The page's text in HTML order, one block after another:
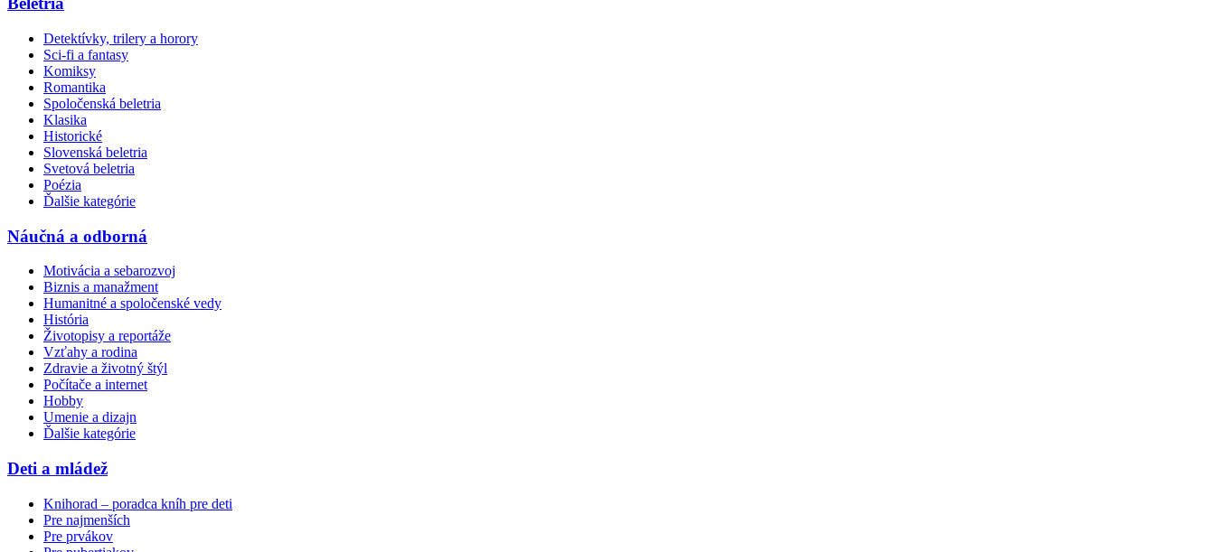
Detektívky, trilery a horory
Sci-fi a fantasy
Komiksy
Romantika
Spoločenská beletria
Klasika
Historické
Slovenská beletria
Svetová beletria
Poézia
Ďalšie kategórie
Náučná a odborná
Motivácia a sebarozvoj
Biznis a manažment
Humanitné a spoločenské vedy
História
Životopisy a reportáže
Vzťahy a rodina
Zdravie a životný štýl
Počítače a internet
Hobby
Umenie a dizajn
Ďalšie kategórie
Deti a mládež
Knihorad – poradca kníh pre deti
Pre najmenších
Pre prvákov